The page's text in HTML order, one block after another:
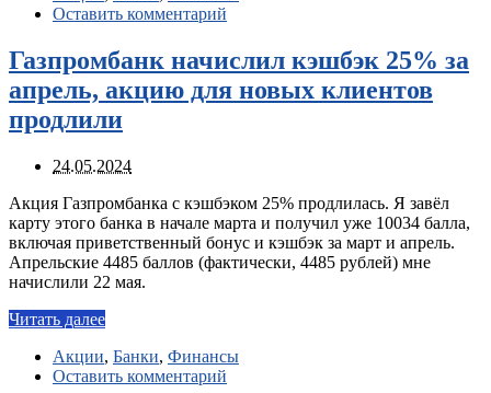
Оставить комментарий
Газпромбанк начислил кэшбэк 25% за
апрель, акцию для новых клиентов
продлили
24.05.2024
Акция Газпромбанка с кэшбэком 25% продлилась. Я завёл
карту этого банка в начале марта и получил уже 10034 балла,
включая приветственный бонус и кэшбэк за март и апрель.
Апрельские 4485 баллов (фактически, 4485 рублей) мне
начислили 22 мая.
Читать далее
Акции, Банки, Финансы
Оставить комментарий